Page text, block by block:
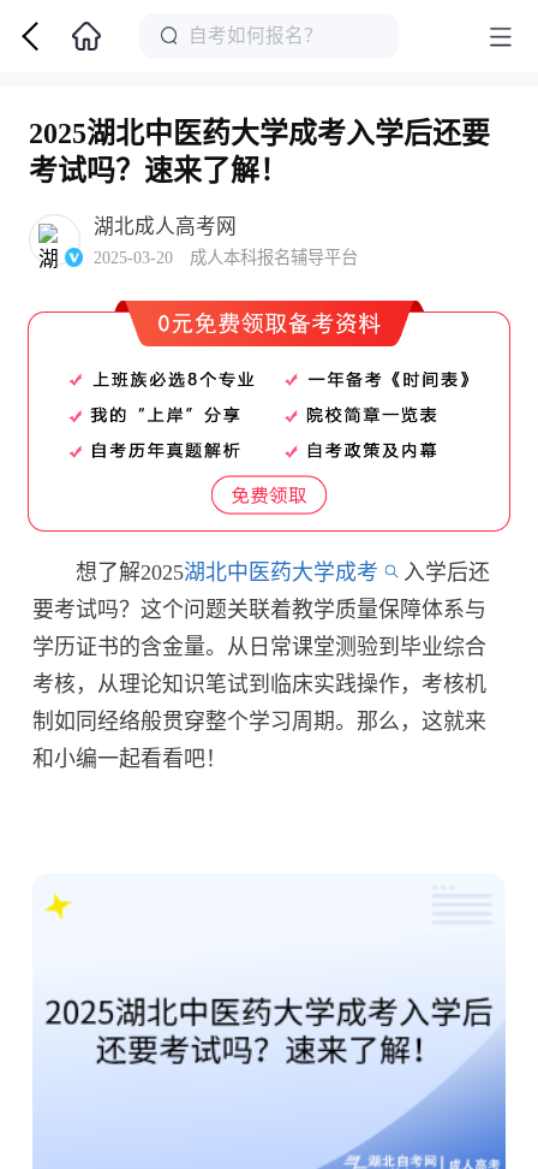
2025湖北中医药大学成考入学后还要
考试吗？速来了解！
湖北成人高考网
2025-03-20 成人本科报名辅导平台
想了解2025湖北中医药大学成考
入学后还
要考试吗？这个问题关联着教学质量保障体系与
学历证书的含金量。从日常课堂测验到毕业综合
考核，从理论知识笔试到临床实践操作，考核机
制如同经络般贯穿整个学习周期。那么，这就来
和小编一起看看吧！